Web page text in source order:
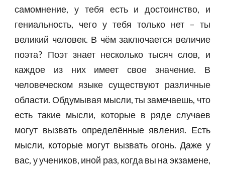
самомнение, у тебя есть и достоинство, и
гениальность, чего у тебя только нет – ты
великий человек. В чём заключается величие
поэта? Поэт знает несколько тысяч слов, и
каждое из них имеет свое значение. В
человеческом языке существуют различные
области. Обдумывая мысли, ты замечаешь, что
есть такие мысли, которые в ряде случаев
могут вызвать определённые явления. Есть
мысли, которые могут вызвать огонь. Даже у
вас, у учеников, иной раз, когда вы на экзамене,